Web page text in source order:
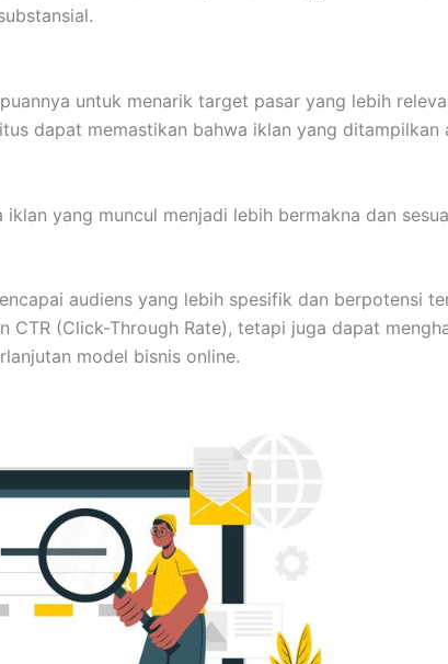
untuk menarik target pasar yang lebih
dapat memastikan bahwa iklan yang ditampilkan
yang muncul menjadi lebih bermakna dan
audiens yang lebih spesifik dan berpotensi
(Click-Through Rate), tetapi juga dapat
model bisnis online.